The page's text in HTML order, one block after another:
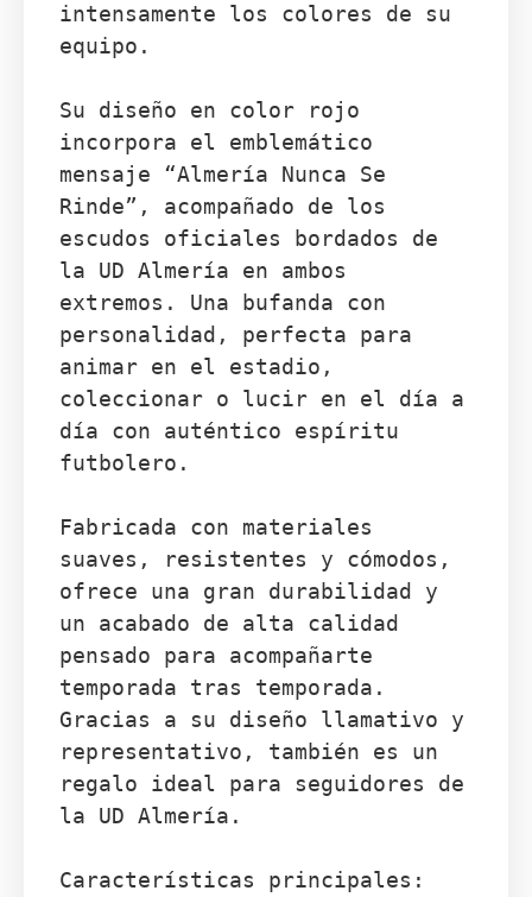
intensamente los colores de su
equipo.
Su diseño en color rojo
incorpora el emblemático
mensaje “Almería Nunca Se
Rinde”, acompañado de los
escudos oficiales bordados de
la UD Almería en ambos
extremos. Una bufanda con
personalidad, perfecta para
animar en el estadio,
coleccionar o lucir en el día a
día con auténtico espíritu
futbolero.
Fabricada con materiales
suaves, resistentes y cómodos,
ofrece una gran durabilidad y
un acabado de alta calidad
pensado para acompañarte
temporada tras temporada.
Gracias a su diseño llamativo y
representativo, también es un
regalo ideal para seguidores de
la UD Almería.
Características principales: